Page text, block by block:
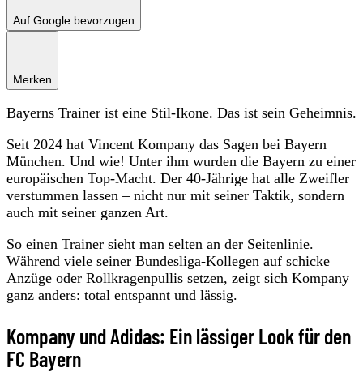
Auf Google bevorzugen
Merken
Bayerns Trainer ist eine Stil-Ikone. Das ist sein Geheimnis.
Seit 2024 hat Vincent Kompany das Sagen bei Bayern
München. Und wie! Unter ihm wurden die Bayern zu einer
europäischen Top-Macht. Der 40-Jährige hat alle Zweifler
verstummen lassen – nicht nur mit seiner Taktik, sondern
auch mit seiner ganzen Art.
So einen Trainer sieht man selten an der Seitenlinie.
Während viele seiner Bundesliga-Kollegen auf schicke
Anzüge oder Rollkragenpullis setzen, zeigt sich Kompany
ganz anders: total entspannt und lässig.
Kompany und Adidas: Ein lässiger Look für den
FC Bayern